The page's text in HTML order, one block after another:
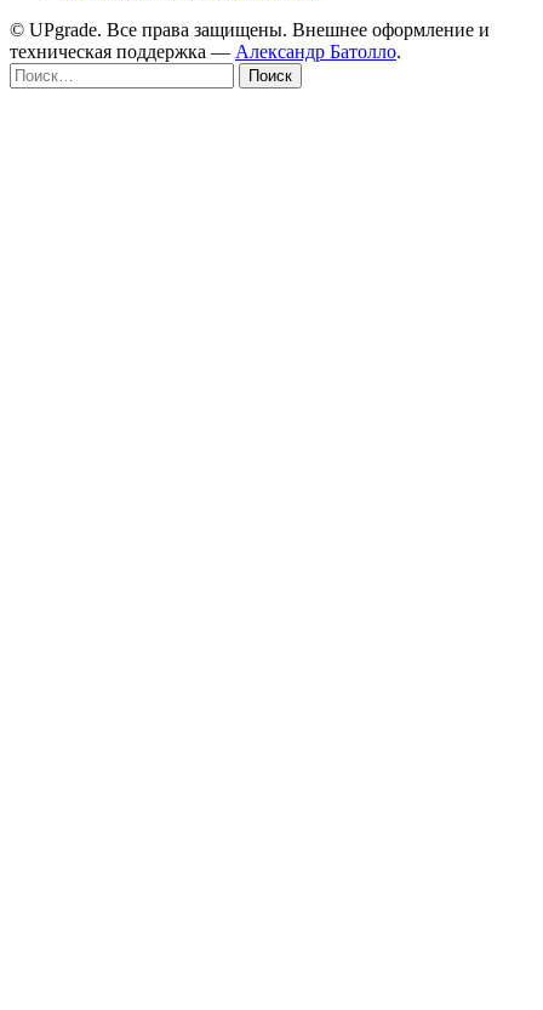
© UPgrade. Все права защищены. Внешнее оформление и
техническая поддержка — Александр Батолло.
Найти: